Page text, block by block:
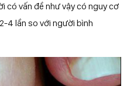
có vấn đề như vậy có nguy cơ
4 lần so với người bình